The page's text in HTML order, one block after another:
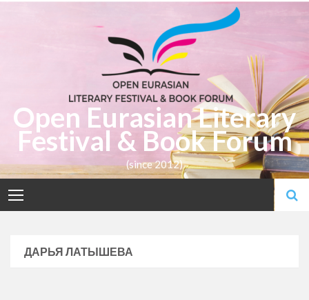
Open Eurasian Literary
Festival & Book Forum
(since 2012)
ДАРЬЯ ЛАТЫШЕВА